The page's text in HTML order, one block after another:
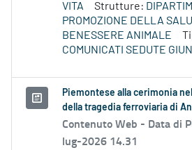
VITA
Strutture:
PROMOZIONE DELLA
BENESSERE ANIMALE
COMUNICATI SEDUTE
Piemontese alla cerimonia
della tragedia ferroviaria di
Contenuto Web - Data di
lug-2026 14.31